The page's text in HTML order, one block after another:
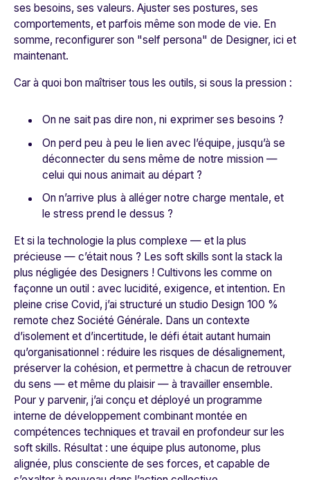
ses besoins, ses valeurs. Ajuster ses postures, ses
comportements, et parfois même son mode de vie. En
somme, reconfigurer son "self persona" de Designer, ici et
maintenant.
Car à quoi bon maîtriser tous les outils, si sous la pression :
On ne sait pas dire non, ni exprimer ses besoins ?
On perd peu à peu le lien avec l’équipe, jusqu’à se
déconnecter du sens même de notre mission —
celui qui nous animait au départ ?
On n’arrive plus à alléger notre charge mentale, et
le stress prend le dessus ?
Et si la technologie la plus complexe — et la plus
précieuse — c’était nous ? Les soft skills sont la stack la
plus négligée des Designers ! Cultivons les comme on
façonne un outil : avec lucidité, exigence, et intention. En
pleine crise Covid, j’ai structuré un studio Design 100 %
remote chez Société Générale. Dans un contexte
d’isolement et d’incertitude, le défi était autant humain
qu’organisationnel : réduire les risques de désalignement,
préserver la cohésion, et permettre à chacun de retrouver
du sens — et même du plaisir — à travailler ensemble.
Pour y parvenir, j’ai conçu et déployé un programme
interne de développement combinant montée en
compétences techniques et travail en profondeur sur les
soft skills. Résultat : une équipe plus autonome, plus
alignée, plus consciente de ses forces, et capable de